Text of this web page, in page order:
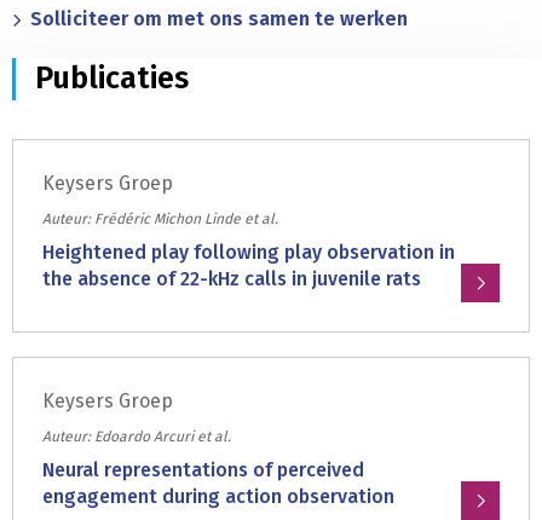
Solliciteer om met ons samen te werken
Publicaties
Keysers Groep
Auteur: Frédéric Michon Linde et al.
Heightened play following play observation in
the absence of 22-kHz calls in juvenile rats
Heightened
play
following
play
Keysers Groep
Auteur: Edoardo Arcuri et al.
Neural representations of perceived
engagement during action observation